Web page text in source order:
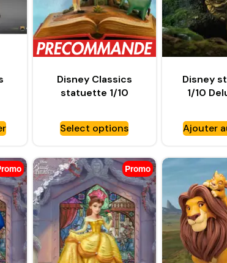
Disney Classics
statuette 1/10
Winnie the Pooh and
Friends (100th
STUDIOS
Select options
Disney
1/10
– IRON
Ajouter
Promo